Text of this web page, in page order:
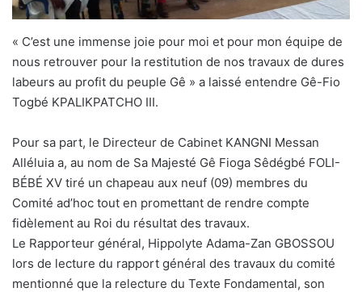
« C’est une immense joie pour moi et pour mon équipe de
nous retrouver pour la restitution de nos travaux de dures
labeurs au profit du peuple Gê » a laissé entendre Gê-Fio
Togbé KPALIKPATCHO III.
Pour sa part, le Directeur de Cabinet KANGNI Messan
Alléluia a, au nom de Sa Majesté Gê Fioga Sêdégbé FOLI-
BÉBÉ XV tiré un chapeau aux neuf (09) membres du
Comité ad’hoc tout en promettant de rendre compte
fidèlement au Roi du résultat des travaux.
Le Rapporteur général, Hippolyte Adama-Zan GBOSSOU
lors de lecture du rapport général des travaux du comité
mentionné que la relecture du Texte Fondamental, son